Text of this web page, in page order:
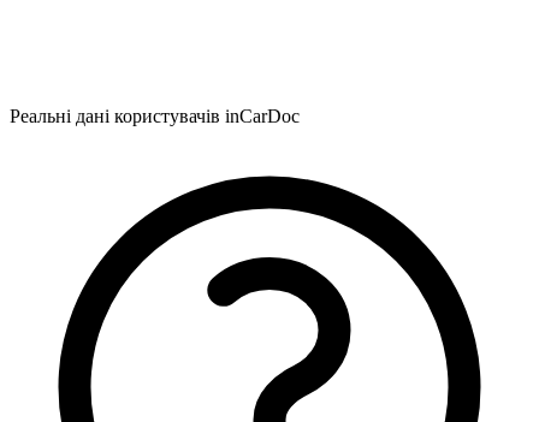
Реальні дані користувачів inCarDoc